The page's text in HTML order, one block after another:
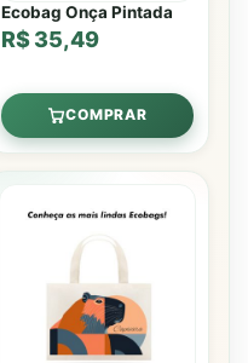
Ecobag Onça Pintada
R$ 35,49
COMPRAR